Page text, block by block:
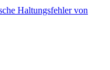
Haltungsfehler von